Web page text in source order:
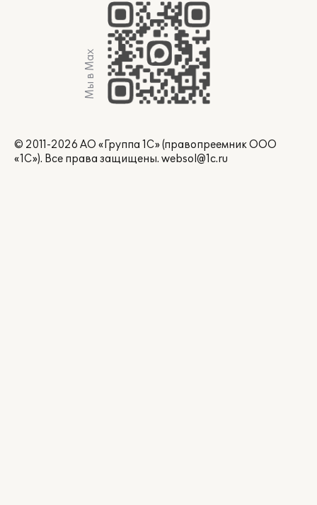
Мы в Max
© 2011-2026 АО «Группа 1С» (правопреемник ООО
«1С»). Все права защищены. websol@1c.ru